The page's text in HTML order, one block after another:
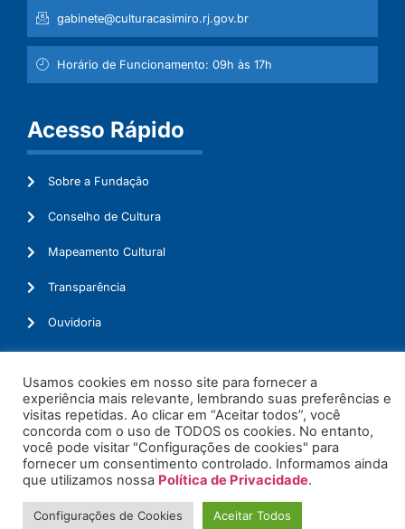
gabinete@culturacasimiro.rj.gov.br
Horário de Funcionamento: 09h às 17h
Acesso Rápido
Sobre a Fundação
Conselho de Cultura
Mapeamento Cultural
Transparência
Ouvidoria
© 2026. Todos os Direitos Reservados.
Usamos cookies em nosso site para fornecer a
experiência mais relevante, lembrando suas preferências e
visitas repetidas. Ao clicar em “Aceitar todos”, você
concorda com o uso de TODOS os cookies. No entanto,
você pode visitar "Configurações de cookies" para
fornecer um consentimento controlado. Informamos ainda
que utilizamos nossa Política de Privacidade.
Configurações de Cookies Aceitar Todos